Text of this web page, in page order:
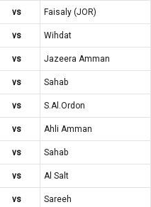
vs
Faisaly (JOR)
vs
Wihdat
vs
Jazeera Amman
vs
Sahab
vs
S.Al.Ordon
vs
Ahli Amman
vs
Sahab
vs
Al Salt
vs
Sareeh